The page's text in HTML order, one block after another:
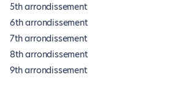
5th arrondissement
6th arrondissement
7th arrondissement
8th arrondissement
9th arrondissement